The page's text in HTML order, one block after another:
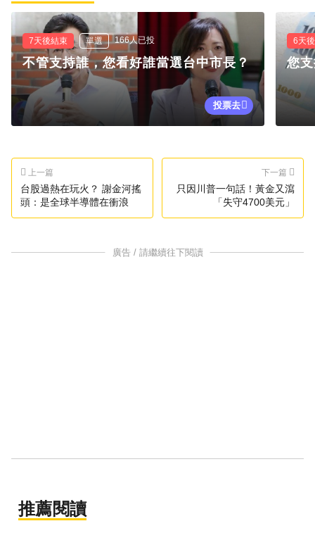
7天後結束 單選 166人已投
不管支持誰，您看好誰當選台中市長？
投票去
6天
您
上一篇
台股過熱在玩火？ 謝金河搖
頭：是全球半導體在衝浪
下一篇
只因川普一句話！黃金又瀉
「失守4700美元」
廣告 / 請繼續往下閱讀
推薦閱讀